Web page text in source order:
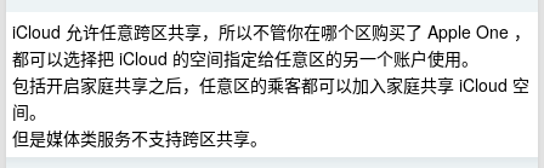
iCloud 允许任意跨区共享，所以不管你在哪个区购买了 Apple One ，
都可以选择把 iCloud 的空间指定给任意区的另一个账户使用。
包括开启家庭共享之后，任意区的乘客都可以加入家庭共享 iCloud 空
间。
但是媒体类服务不支持跨区共享。